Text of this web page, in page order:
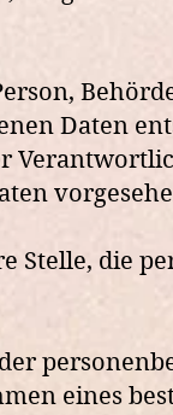
Daten
die
eines